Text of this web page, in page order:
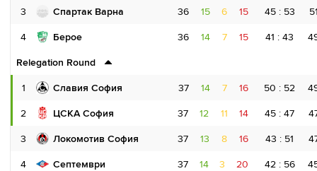
3 Спартак Варна
4 Берое
Relegation Round
1 Славия София
2 ЦСКА София
3 Локомотив София
4 Септември
36 15 6 15 45 : 53
36 14 7 15 41 : 43
37 14 7 16 50 : 52
37 12 11 14 45 : 47
37 13 8 16 43 : 51
37 14 3 20 42 : 56